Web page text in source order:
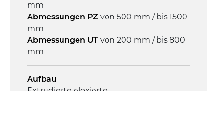
4 m/Minute
Steuerung
On/Off, E-Stopp, Motor-
Überlastungsschutz
mm
Abmessungen PZ von 500 mm / bis 1500
mm
Abmessungen UT von 200 mm / bis 800
mm
Aufbau
Extrudierte eloxierte